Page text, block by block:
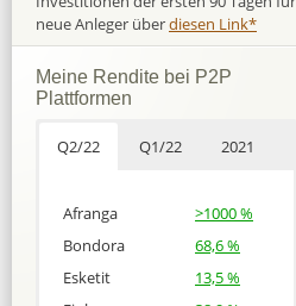
neue Anleger überdiesen Link*
Meine Rendite bei P2P
Plattformen
Q2/22 Q1/22 2021
Afranga
>1000 %
Bondora
68,6 %
Esketit
13,5 %